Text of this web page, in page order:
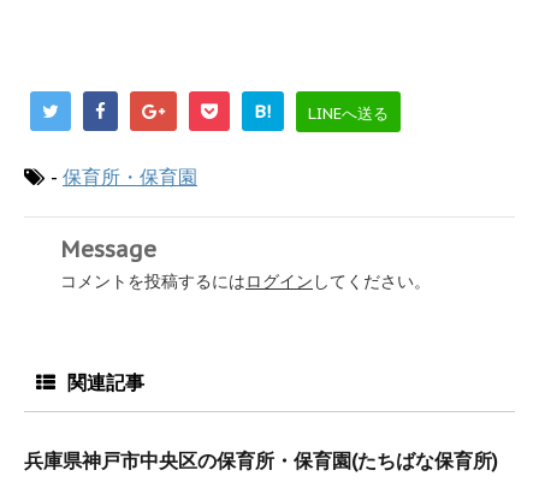
B! LINEへ送る
- 保育所・保育園
Message
コメントを投稿するにはログイン してください。
関連記事
兵庫県神戸市中央区の保育所・保育園(たちばな保育所)